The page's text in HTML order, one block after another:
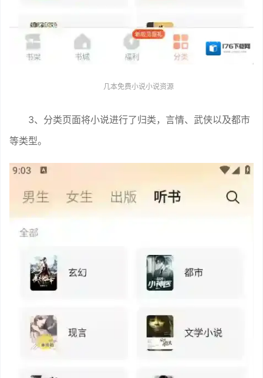
几本免费小说小说资源
3、分类页面将小说进行了归类，言情、武侠以及都市
等类型。